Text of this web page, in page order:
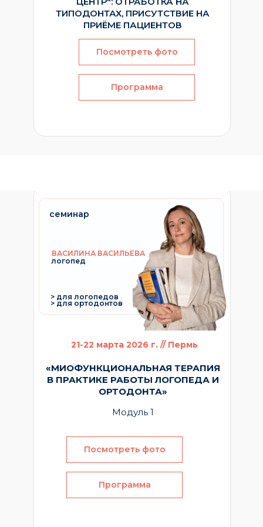
ТИПОДОНТАХ, ПРИСУТСТВИЕ НА
ПРИЁМЕ ПАЦИЕНТОВ
Программа
Посмотреть фото
семинар
ВАСИЛИНА ВАСИЛЬЕВА
21-22 марта 2026 г. // Пермь
«МИОФУНКЦИОНАЛЬНАЯ ТЕРАПИЯ
В ПРАКТИКЕ РАБОТЫ ЛОГОПЕДА И
ОРТОДОНТА»
Модуль 1
Программа
Посмотреть фото
логопед
> для ортодонтов
> для логопедов